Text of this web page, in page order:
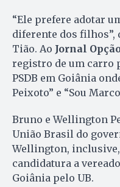
“Ele prefere adotar
diferente dos filhos”,
Tião. Ao Jornal
registro de um carro
PSDB em Goiânia
Peixoto” e “Sou
Bruno e Wellington
União Brasil do
Wellington,
candidatura a
Goiânia pelo UB.